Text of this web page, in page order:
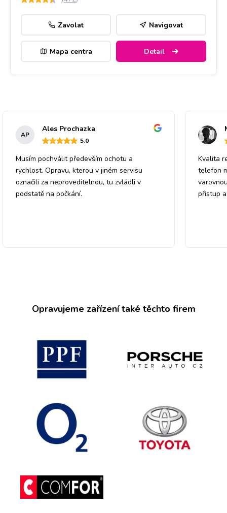
Zavolat Navigovat
Mapa centra Detail
AP
Ales Prochazka
5.0
Musím pochválit především ochotu a
rychlost. Opravu, kterou v jiném servisu
označili za neproveditelnou, tu zvládli v
podstatě na počkání.
Kvalita
telefon
přistup
Opravujeme zařízení také těchto firem